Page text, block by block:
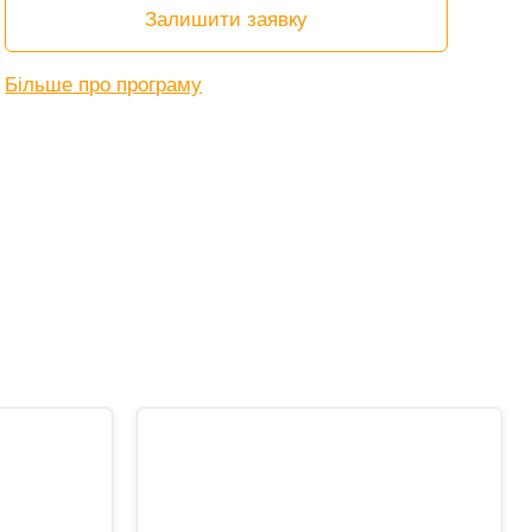
Залишити заявку
Більше про програму